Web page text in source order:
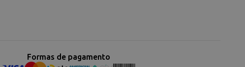
Formas de pagamento